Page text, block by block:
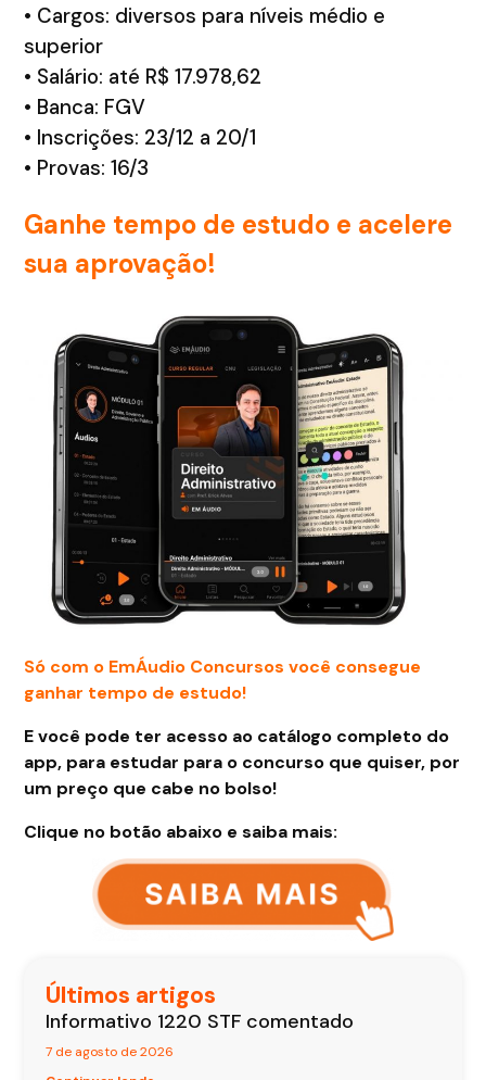
• Cargos: diversos para níveis médio e
superior
• Salário: até R$ 17.978,62
• Banca: FGV
• Inscrições: 23/12 a 20/1
• Provas: 16/3
Ganhe tempo de estudo e acelere
sua aprovação!
Só com o EmÁudio Concursos você consegue
ganhar tempo de estudo!
E você pode ter acesso ao catálogo completo do
app, para estudar para o concurso que quiser, por
um preço que cabe no bolso!
Clique no botão abaixo e saiba mais:
Últimos artigos
Informativo 1220 STF comentado
7 de agosto de 2026